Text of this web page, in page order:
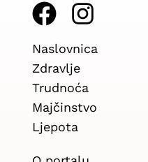
F
a
c
e
b
o
I
n
s
t
a
Naslovnica
Zdravlje
Trudnoća
Majčinstvo
Ljepota